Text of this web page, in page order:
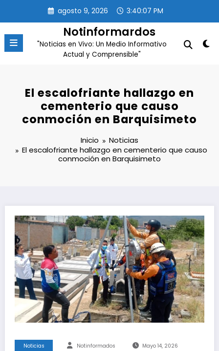
contenido
agosto 9, 2026 3:40:07 PM
Notinformardos
"Noticias en Vivo: Un Medio Informativo
Actual y Comprensible"
El escalofriante hallazgo en
cementerio que causo
conmoción en Barquisimeto
Inicio
Noticias
El escalofriante hallazgo en cementerio que causo
conmoción en Barquisimeto
Noticias Notinformados Mayo 14, 2026